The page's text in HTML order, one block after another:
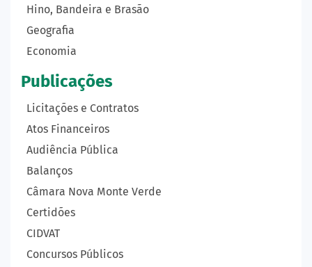
Hino, Bandeira e Brasão
Geografia
Economia
Publicações
Licitações e Contratos
Atos Financeiros
Audiência Pública
Balanços
Câmara Nova Monte Verde
Certidões
CIDVAT
Concursos Públicos